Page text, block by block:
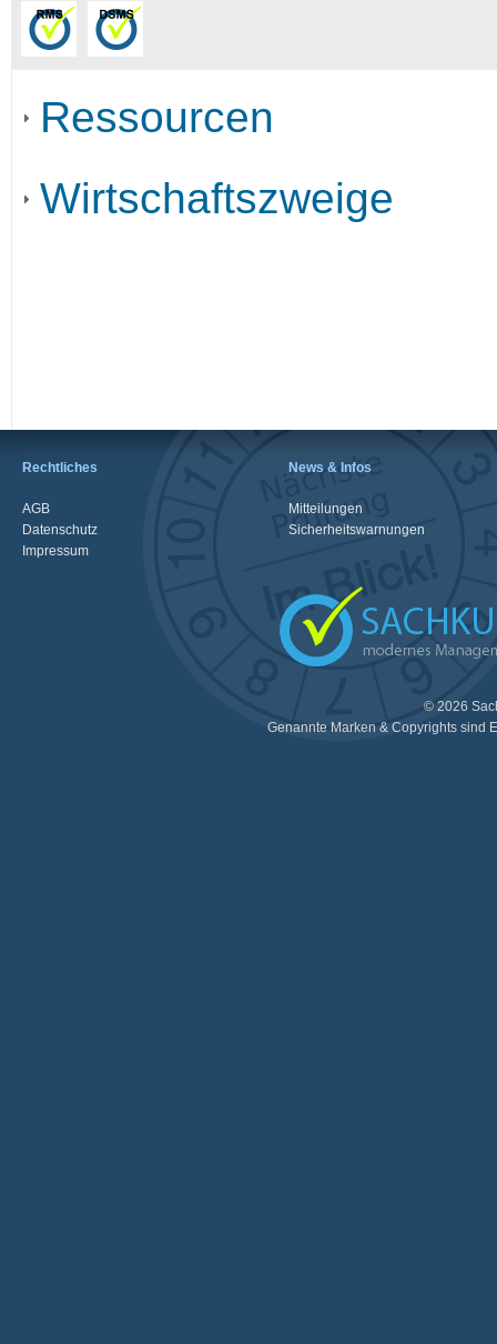
Ressourcen
Wirtschaftszweige
Rechtliches
AGB
Datenschutz
Impressum
News & Infos
Mitteilungen
Sicherheitswarnungen
© 2026
Genannte Marken & Copyrights sind